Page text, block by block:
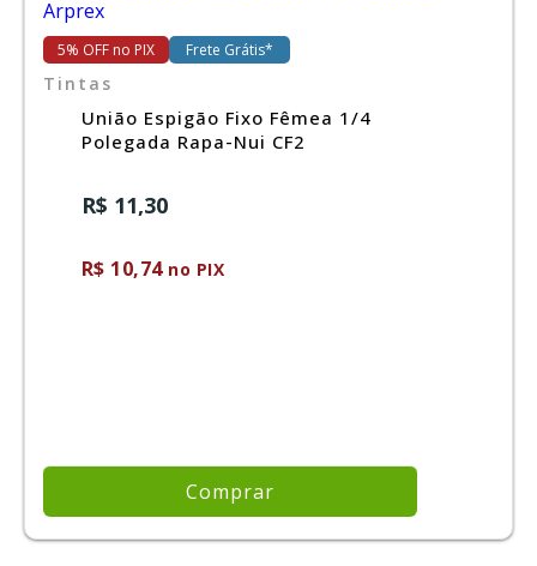
5% OFF no PIX Frete Grátis*
Tintas
União Espigão Fixo Fêmea 1/4
Polegada Rapa-Nui CF2
R$ 11,30
R$ 10,74no PIX
Comprar